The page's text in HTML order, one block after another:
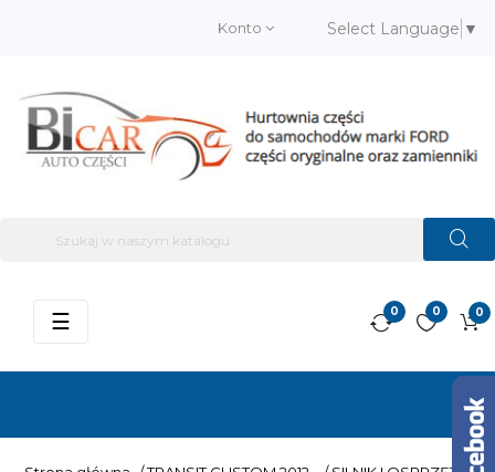
Konto Select Language ▼
0
0
0
Przełącz
☰